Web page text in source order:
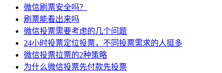
微信刷票安全吗？
刷票能看出来吗
微信投票需要考虑的几个问题
24小时投票定位投票，不同投票需求的人挺多
微信投票拉票的2种策略
为什么微信投票先付款先投票